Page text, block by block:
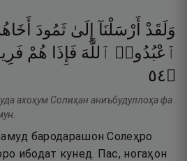
وَلَقَدْ أَرْسَلْنَآ إِلَىٰ ثَمُودَ
ٱعْبُدُوا۟ ٱللَّهَ فَإِذَا هُمْ
۝٤٥
ахоҳум Солиҳан аниъбудуллоҳа фа
бародарашон Солеҳро
ибодат кунед. Пас, ногаҳон